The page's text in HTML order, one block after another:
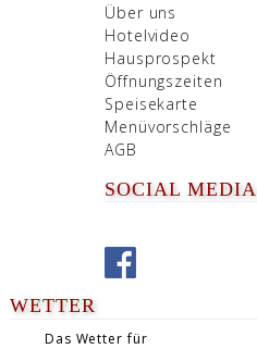
Über uns
Hotelvideo
Hausprospekt
Öffnungszeiten
Speisekarte
Menüvorschläge
AGB
SOCIAL MEDIA
WETTER
Das Wetter für